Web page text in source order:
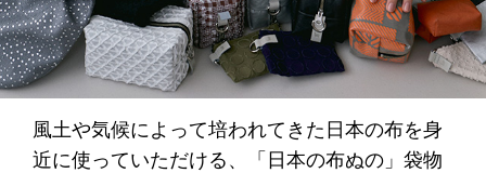
風土や気候によって培われてきた日本の布を身
近に使っていただける、「日本の布ぬの」袋物